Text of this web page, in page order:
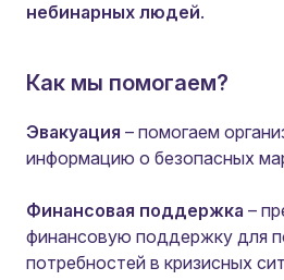
небинарных людей.
Как мы помогаем?
Эвакуация – помогаем
информацию о безопасных
Финансовая поддержка –
финансовую поддержку для
потребностей в кризисных